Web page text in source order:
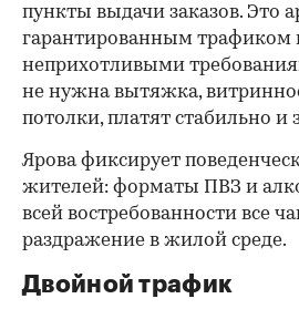
пункты выдачи заказов. Это
гарантированным трафиком
неприхотливыми
не нужна вытяжка,
потолки, платят стабильно и
Ярова фиксирует
жителей: форматы ПВЗ и
всей востребованности все
раздражение в жилой среде.
Двойной трафик